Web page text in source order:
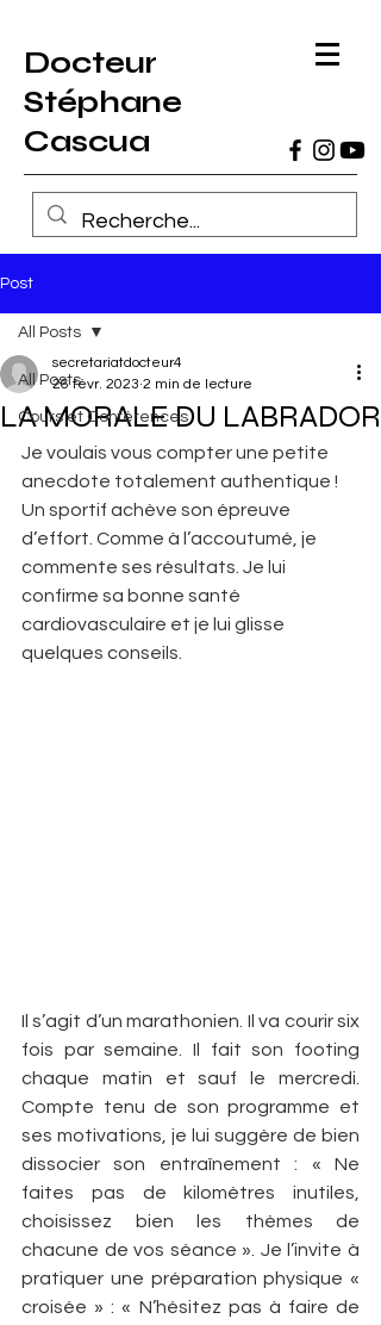
Docteur
Stéphane
Cascua
Post
All Posts
Cours et Conférences
All Posts
LA MORALE DU LABRADOR
secretariatdocteur4
26 févr. 2023 2 min de lecture
Je voulais vous compter une petite
anecdote totalement authentique !
Un sportif achève son épreuve
d’effort. Comme à l’accoutumé, je
commente ses résultats. Je lui
confirme sa bonne santé
cardiovasculaire et je lui glisse
quelques conseils.
Il s’agit d’un marathonien. Il va courir six
fois par semaine. Il fait son footing
chaque matin et sauf le mercredi.
Compte tenu de son programme et
ses motivations, je lui suggère de bien
dissocier son entraînement : « Ne
faites pas de kilomètres inutiles,
choisissez bien les thèmes de
chacune de vos séance ». Je l’invite à
pratiquer une préparation physique «
croisée » : « N’hésitez pas à faire de